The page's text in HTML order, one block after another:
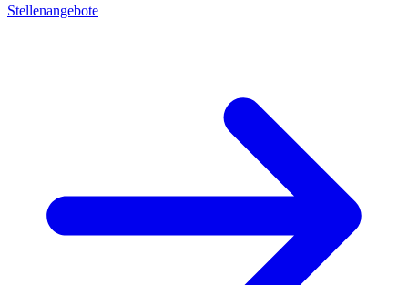
Stellenangebote